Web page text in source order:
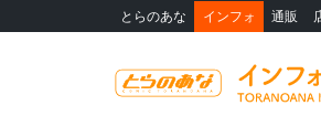
とらのあな インフォ 通販